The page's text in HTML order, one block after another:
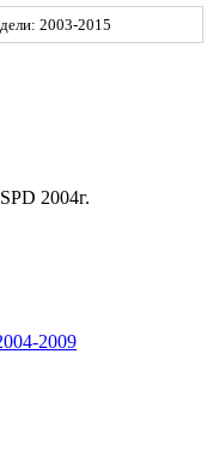
2003-2015
2004г.
2009